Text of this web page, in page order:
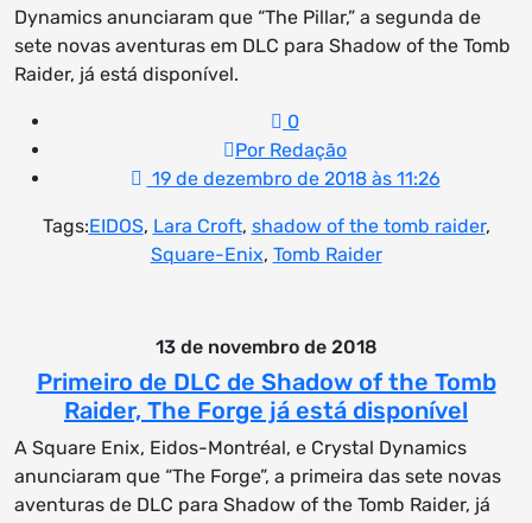
Dynamics anunciaram que “The Pillar,” a segunda de
sete novas aventuras em DLC para Shadow of the Tomb
Raider, já está disponível.
0
Por Redação
19 de dezembro de 2018 às 11:26
Tags:EIDOS, Lara Croft, shadow of the tomb raider,
Square-Enix, Tomb Raider
13 de novembro de 2018
Primeiro de DLC de Shadow of the Tomb
Raider, The Forge já está disponível
A Square Enix, Eidos-Montréal, e Crystal Dynamics
anunciaram que “The Forge”, a primeira das sete novas
aventuras de DLC para Shadow of the Tomb Raider, já